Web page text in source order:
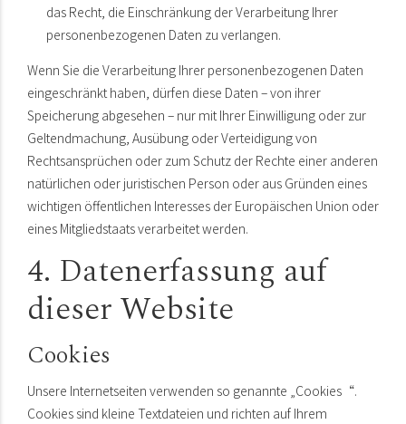
das Recht, die Einschränkung der Verarbeitung Ihrer
personenbezogenen Daten zu verlangen.
Wenn Sie die Verarbeitung Ihrer personenbezogenen Daten
eingeschränkt haben, dürfen diese Daten – von ihrer
Speicherung abgesehen – nur mit Ihrer Einwilligung oder zur
Geltendmachung, Ausübung oder Verteidigung von
Rechtsansprüchen oder zum Schutz der Rechte einer anderen
natürlichen oder juristischen Person oder aus Gründen eines
wichtigen öffentlichen Interesses der Europäischen Union oder
eines Mitgliedstaats verarbeitet werden.
4. Datenerfassung auf
dieser Website
Cookies
Unsere Internetseiten verwenden so genannte „Cookies“.
Cookies sind kleine Textdateien und richten auf Ihrem